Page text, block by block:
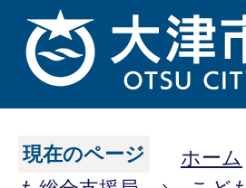
現在のページ ホーム